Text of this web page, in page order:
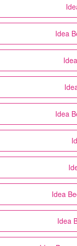
Idea
Idea
Idea
Idea
Idea